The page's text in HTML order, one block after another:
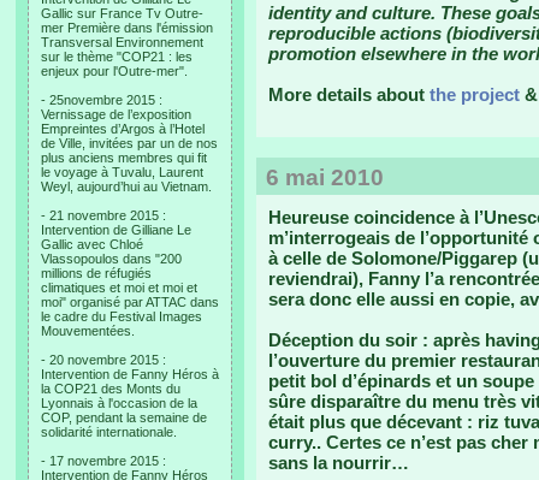
Gallic sur France Tv Outre-
mer Première dans l'émission
Transversal Environnement
sur le thème "COP21 : les
enjeux pour l'Outre-mer".
- 25novembre 2015 :
Vernissage de l’exposition
Empreintes d’Argos à l’Hotel
de Ville, invitées par un de nos
plus anciens membres qui fit
le voyage à Tuvalu, Laurent
Weyl, aujourd’hui au Vietnam.
- 21 novembre 2015 :
Intervention de Gilliane Le
Gallic avec Chloé
Vlassopoulos dans "200
millions de réfugiés
climatiques et moi et moi et
moi" organisé par ATTAC dans
le cadre du Festival Images
Mouvementées.
- 20 novembre 2015 :
Intervention de Fanny Héros à
la COP21 des Monts du
Lyonnais à l'occasion de la
COP, pendant la semaine de
solidarité internationale.
- 17 novembre 2015 :
Intervention de Fanny Héros
identity and culture. These
reproducible actions
promotion elsewhere in the
More details about the project
6 mai 2010
Heureuse coincidence à
m’interrogeais de
à celle de Solomone/Piggarep
reviendrai), Fanny l’a
sera donc elle aussi en copie,
Déception du soir : après
l’ouverture du premier
petit bol d’épinards et un
sûre disparaître du menu très
était plus que décevant : riz
curry.. Certes ce n’est pas
sans la nourrir…